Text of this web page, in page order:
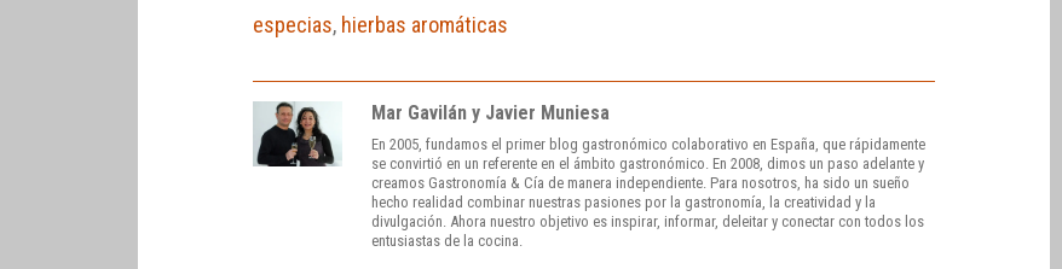
especias, hierbas aromáticas
Mar Gavilán y Javier Muniesa
En 2005, fundamos el primer blog gastronómico colaborativo en España, que rápidamente
se convirtió en un referente en el ámbito gastronómico. En 2008, dimos un paso adelante y
creamos Gastronomía & Cía de manera independiente. Para nosotros, ha sido un sueño
hecho realidad combinar nuestras pasiones por la gastronomía, la creatividad y la
divulgación. Ahora nuestro objetivo es inspirar, informar, deleitar y conectar con todos los
entusiastas de la cocina.